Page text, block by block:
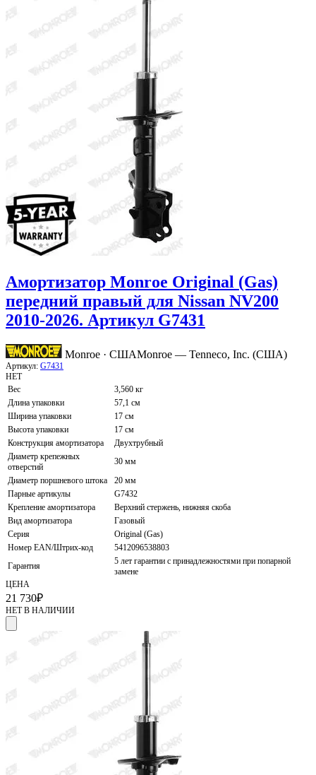
Амортизатор Monroe Original (Gas)
передний правый для Nissan NV200
2010-2026. Артикул G7431
Monroe · СШАMonroe — Tenneco, Inc. (США)
Артикул: G7431
НЕТ
Вес
3,560 кг
Длина упаковки
57,1 см
Ширина упаковки
17 см
Высота упаковки
17 см
Конструкция амортизатора
Двухтрубный
Диаметр крепежных
отверстий
30 мм
Диаметр поршневого штока
20 мм
Парные артикулы
G7432
Крепление амортизатора
Верхний стержень, нижняя скоба
Вид амортизатора
Газовый
Серия
Original (Gas)
Номер EAN/Штрих-код
5412096538803
Гарантия
5 лет гарантии с принадлежностями при попарной
замене
ЦЕНА
21 730₽
НЕТ В НАЛИЧИИ